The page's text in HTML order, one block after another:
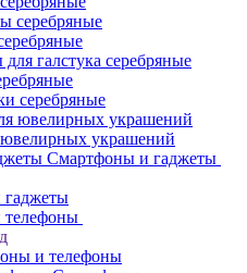
серебряные
галстука серебряные
серебряные
украшений
Смартфоны и гаджеты
и телефоны